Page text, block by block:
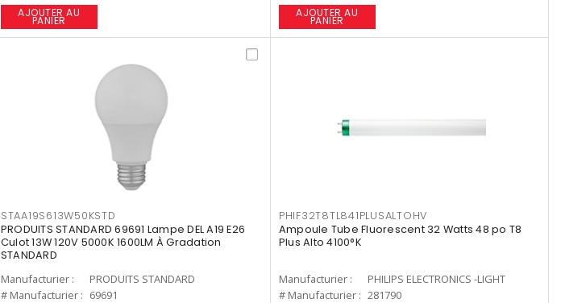
AJOUTER AU
PANIER
AJOUTER AU
PANIER
STAA19S613W50KSTD
PRODUITS STANDARD 69691 Lampe DEL A19 E26
Culot 13W 120V 5000K 1600LM À Gradation
STANDARD
Manufacturier :
PRODUITS STANDARD
# Manufacturier : 69691
PHIF32T8TL841PLUSALTOHV
Ampoule Tube Fluorescent 32 Watts 48 po T8
Plus Alto 4100°K
Manufacturier :
PHILIPS ELECTRONICS -LIGHT
# Manufacturier : 281790